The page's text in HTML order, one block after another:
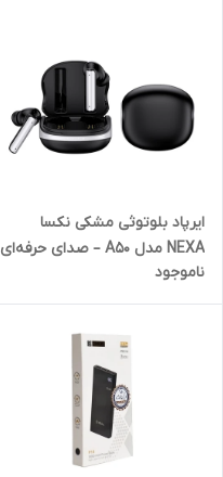
ایرپاد بلوتوثی مشکی نکسا
NEXA مدل A50 – صدای حرفه‌ای
🎧🖤
ناموجود